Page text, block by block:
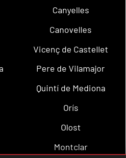
Canyelles
Canovelles
Vicenç de Castellet
Pere de Vilamajor
Quintí de Mediona
Orís
Olost
Montclar